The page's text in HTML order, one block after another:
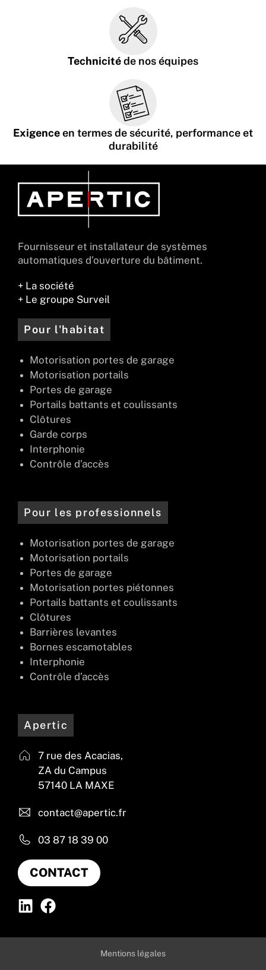
Technicitéde nos équipes
Exigenceen termes de sécurité, performance et
durabilité
Fournisseur et installateur de systèmes
automatiques d’ouverture du bâtiment.
+ La société
+ Le groupe Surveil
Pour l'habitat
Motorisation portes de garage
Motorisation portails
Portes de garage
Portails battants et coulissants
Clôtures
Garde corps
Interphonie
Contrôle d’accès
Pour les professionnels
Motorisation portes de garage
Motorisation portails
Portes de garage
Motorisation portes piétonnes
Portails battants et coulissants
Clôtures
Barrières levantes
Bornes escamotables
Interphonie
Contrôle d’accès
Apertic
7 rue des Acacias,
ZA du Campus
57140 LA MAXE
contact@apertic.fr
03 87 18 39 00
CONTACT
Mentions légales